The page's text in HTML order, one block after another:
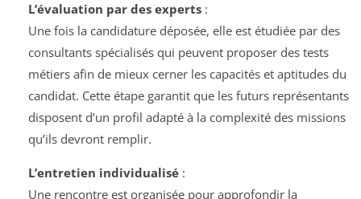
L’évaluation par des experts:
Une fois la candidature déposée, elle est étudiée par des
consultants spécialisés qui peuvent proposer des tests
métiers afin de mieux cerner les capacités et aptitudes du
candidat. Cette étape garantit que les futurs représentants
disposent d’un profil adapté à la complexité des missions
qu’ils devront remplir.
L’entretien individualisé:
Une rencontre est organisée pour approfondir la